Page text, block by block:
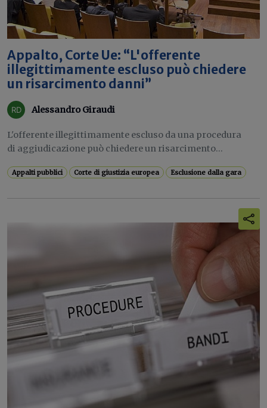
Appalto, Corte Ue: “L'offerente
illegittimamente escluso può chiedere
un risarcimento danni”
Alessandro Giraudi
L'offerente illegittimamente escluso da una procedura
di aggiudicazione può chiedere un risarcimento...
Appalti pubblici Corte di giustizia europea Esclusione dalla gara